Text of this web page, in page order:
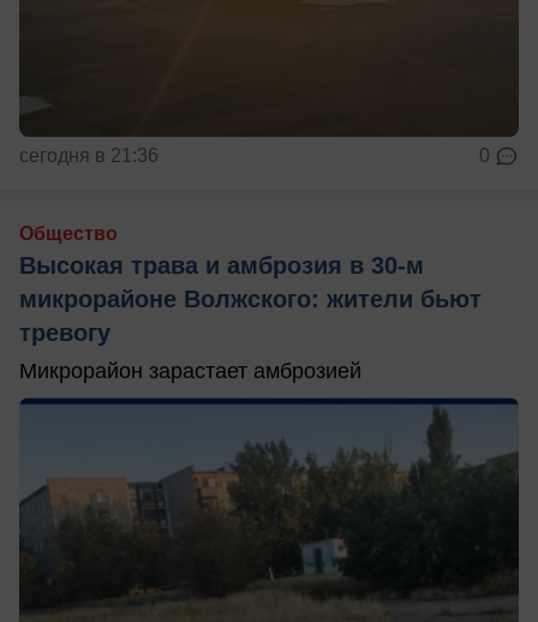
сегодня в 21:36 0
Общество
Высокая трава и амброзия в 30‑м
микрорайоне Волжского: жители бьют
тревогу
Микрорайон зарастает амброзией